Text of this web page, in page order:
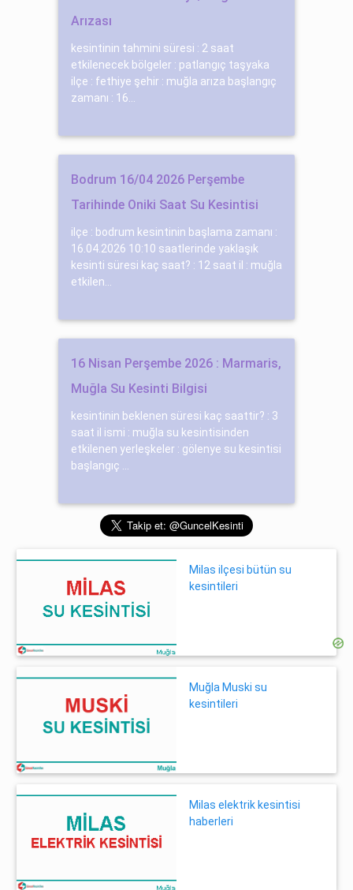
Arızası
kesintinin tahmini süresi : 2 saat
etkilenecek bölgeler : patlangıç taşyaka
ilçe : fethiye şehir : muğla arıza başlangıç
zamanı : 16...
Bodrum 16/04 2026 Perşembe
Tarihinde Oniki Saat Su Kesintisi
ilçe : bodrum kesintinin başlama zamanı :
16.04.2026 10:10 saatlerinde yaklaşık
kesinti süresi kaç saat? : 12 saat il : muğla
etkilen...
16 Nisan Perşembe 2026 : Marmaris,
Muğla Su Kesinti Bilgisi
kesintinin beklenen süresi kaç saattir? : 3
saat il ismi : muğla su kesintisinden
etkilenen yerleşkeler : gölenye su kesintisi
başlangıç ...
Milas ilçesi bütün su
kesintileri
Muğla Muski su
kesintileri
Milas elektrik kesintisi
haberleri